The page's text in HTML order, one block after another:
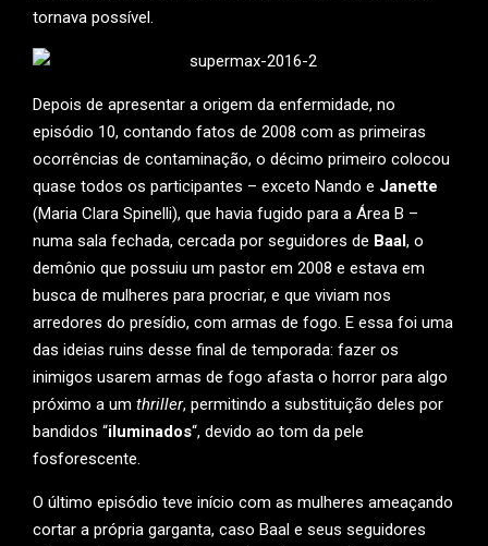
tornava possível.
Depois de apresentar a origem da enfermidade, no
episódio 10, contando fatos de 2008 com as primeiras
ocorrências de contaminação, o décimo primeiro colocou
quase todos os participantes – exceto Nando e Janette
(Maria Clara Spinelli), que havia fugido para a Área B –
numa sala fechada, cercada por seguidores de Baal, o
demônio que possuiu um pastor em 2008 e estava em
busca de mulheres para procriar, e que viviam nos
arredores do presídio, com armas de fogo. E essa foi uma
das ideias ruins desse final de temporada: fazer os
inimigos usarem armas de fogo afasta o horror para algo
próximo a um thriller, permitindo a substituição deles por
bandidos “iluminados“, devido ao tom da pele
fosforescente.
O último episódio teve início com as mulheres ameaçando
cortar a própria garganta, caso Baal e seus seguidores